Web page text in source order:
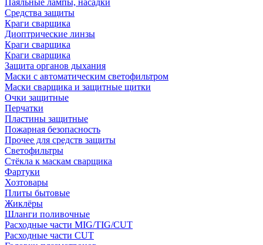
Паяльные лампы, насадки
Средства защиты
Краги сварщика
Диоптрические линзы
Краги сварщика
Краги сварщика
Защита органов дыхания
Маски с автоматическим светофильтром
Маски сварщика и защитные щитки
Очки защитные
Перчатки
Пластины защитные
Пожарная безопасность
Прочее для средств защиты
Светофильтры
Стёкла к маскам сварщика
Фартуки
Хозтовары
Плиты бытовые
Жиклёры
Шланги поливочные
Расходные части MIG/TIG/CUT
Расходные части CUT